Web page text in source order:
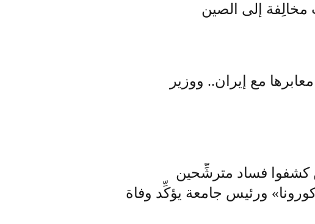
مخالِفة إلى الصين
مع إيران.. ووزير
كشفوا فساد مترشِّحين
ورئيس جامعة يؤكِّد وفاة